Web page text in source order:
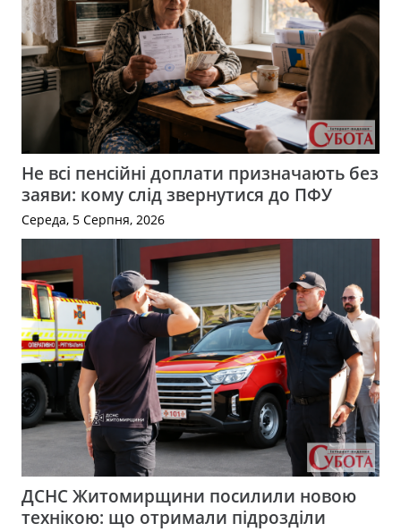
Не всі пенсійні доплати призначають без
заяви: кому слід звернутися до ПФУ
Середа, 5 Серпня, 2026
ДСНС Житомирщини посилили новою
технікою: що отримали підрозділи